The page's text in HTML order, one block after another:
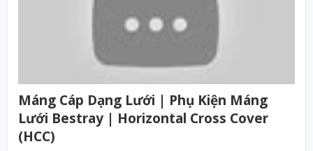
Máng Cáp Dạng Lưới | Phụ Kiện Máng
Lưới Bestray | Horizontal Cross Cover
(HCC)